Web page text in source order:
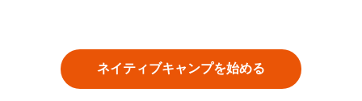
ネイティブキャンプを始める